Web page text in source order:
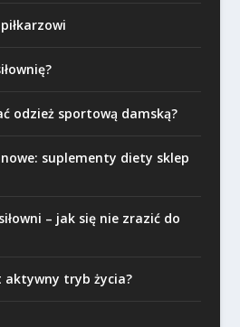
odzież sportową damską?
suplementy diety sklep
– jak się nie zrazić do
aktywny tryb życia?